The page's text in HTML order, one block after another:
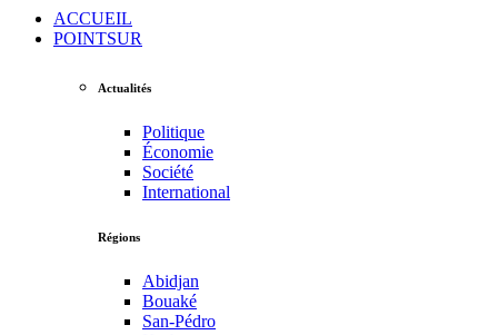
ACCUEIL
POINTSUR
Actualités
Politique
Économie
Société
International
Régions
Abidjan
Bouaké
San-Pédro